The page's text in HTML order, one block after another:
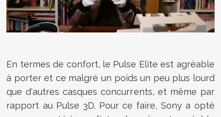
En termes de confort, le Pulse Elite est agréable
à porter et ce malgré un poids un peu plus lourd
que d'autres casques concurrents, et même par
rapport au Pulse 3D. Pour ce faire, Sony a opté